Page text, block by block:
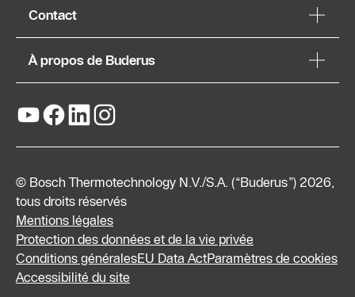
Demander
Contact
À propos de Buderus
© Bosch Thermotechnology N.V./S.A. (“Buderus”) 2026,
tous droits réservés
Mentions légales
Protection des données et de la vie privée
Conditions généralesEU Data ActParamètres de cookies
Accessibilité du site